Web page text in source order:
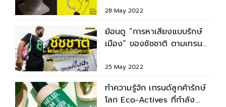
28 May 2022
ย้อนดู “การหาเสียงแบบรักษ์
เมือง” ของชัชชาติ ตามเทรนด์
25 May 2022
ทำความรู้จัก เทรนด์ลูกค้ารักษ์
โลก Eco-Actives ที่กำลัง